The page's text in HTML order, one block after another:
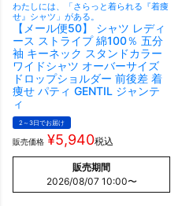
わたしには、「さらっと着られる『着痩
せ』シャツ」がある。
【メール便50】 シャツ レディ
ース ストライプ 綿100％ 五分
袖 キーネック スタンドカラー
ワイドシャツ オーバーサイズ
ドロップショルダー 前後差 着
痩せ パティ GENTIL ジャンテ
ィ
2～3日でお届け
販売価格 ¥5,940税込
販売期間
2026/08/07 10:00〜